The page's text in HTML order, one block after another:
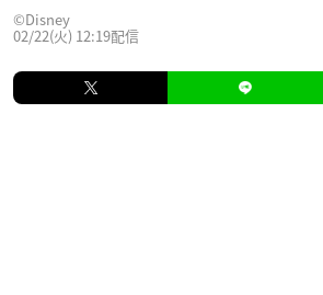
©Disney
02/22(火) 12:19配信